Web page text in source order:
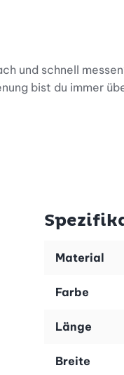
und schnell
bist du immer
GL 48,
Material
Farbe
Länge
Breite